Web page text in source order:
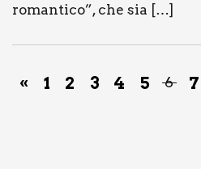
roman­ti­co”, che sia […]
« 1 2 3 4 5 6 7